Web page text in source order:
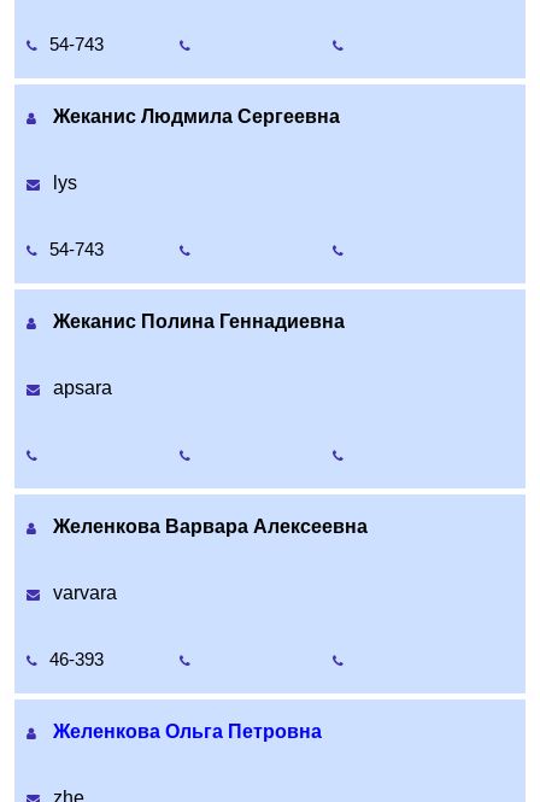
54-743
Жеканис Людмила Сергеевна
lys
54-743
Жеканис Полина Геннадиевна
apsara
Желенкова Варвара Алексеевна
varvara
46-393
Желенкова Ольга Петровна
zhe